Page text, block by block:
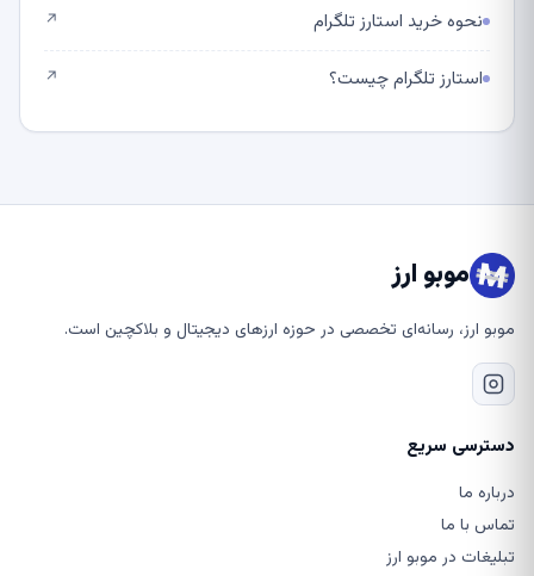
نحوه خرید استارز تلگرام ↗
استارز تلگرام چیست؟ ↗
موبو ارز
موبو ارز، رسانه‌ای تخصصی در حوزه ارزهای دیجیتال و بلاکچین است.
دسترسی سریع
درباره ما
تماس با ما
تبلیغات در موبو ارز